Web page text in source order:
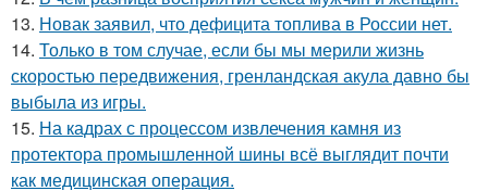
13. Новак заявил, что дефицита топлива в России нет.
14. Только в том случае, если бы мы мерили жизнь
скоростью передвижения, гренландская акула давно бы
выбыла из игры.
15. На кадрах с процессом извлечения камня из
протектора промышленной шины всё выглядит почти
как медицинская операция.